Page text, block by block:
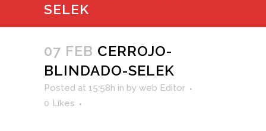
SELEK
07 FEB CERROJO-
BLINDADO-SELEK
Posted at 15:58h in by web Editor
0 Likes